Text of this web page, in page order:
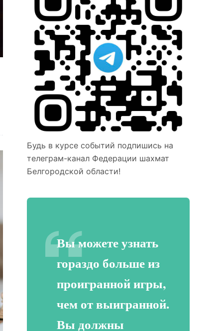
Будь в курсе событий подпишись на
телеграм-канал Федерации шахмат
Белгородской области!
Вы можете узнать
гораздо больше из
проигранной игры,
чем от выигранной.
Вы должны